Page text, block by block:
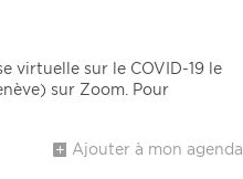
virtuelle sur le COVID-19 le
sur Zoom. Pour
Ajouter à mon agenda